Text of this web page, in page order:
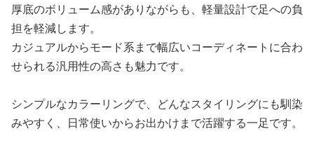
厚底のボリューム感がありながらも、軽量設計で足への負
担を軽減します。
カジュアルからモード系まで幅広いコーディネートに合わ
せられる汎用性の高さも魅力です。
シンプルなカラーリングで、どんなスタイリングにも馴染
みやすく、日常使いからお出かけまで活躍する一足です。